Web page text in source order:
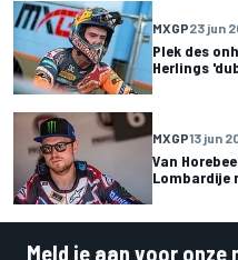
MXGP23 jun
Plek des
Herlings
MXGP13 jun
Van
Lombardije
Meld je aan voor onze